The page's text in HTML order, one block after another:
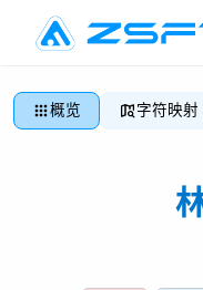
概览 字符映射